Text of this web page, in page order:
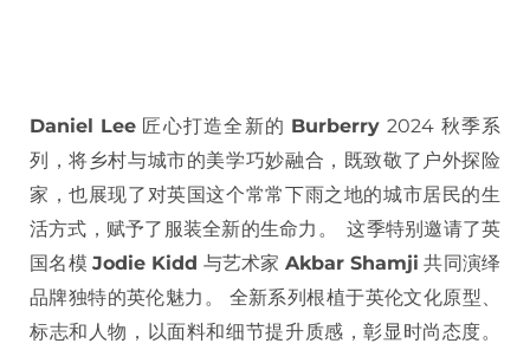
Daniel Lee 匠心打造全新的 Burberry2024 秋季系
列，将乡村与城市的美学巧妙融合，既致敬了户外探险
家，也展现了对英国这个常常下雨之地的城市居民的生
活方式，赋予了服装全新的生命力。 这季特别邀请了英
国名模 Jodie Kidd 与艺术家 Akbar Shamji 共同演绎
品牌独特的英伦魅力。 全新系列根植于英伦文化原型、
标志和人物，以面料和细节提升质感，彰显时尚态度。